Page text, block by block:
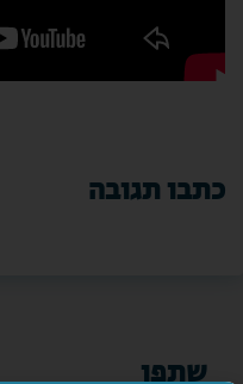
כתבו תגובה
שתפו